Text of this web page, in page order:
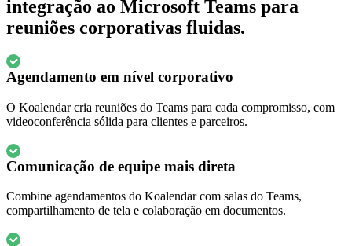
integração ao Microsoft Teams para
reuniões corporativas fluidas.
Agendamento em nível corporativo
O Koalendar cria reuniões do Teams para cada compromisso, com
videoconferência sólida para clientes e parceiros.
Comunicação de equipe mais direta
Combine agendamentos do Koalendar com salas do Teams,
compartilhamento de tela e colaboração em documentos.